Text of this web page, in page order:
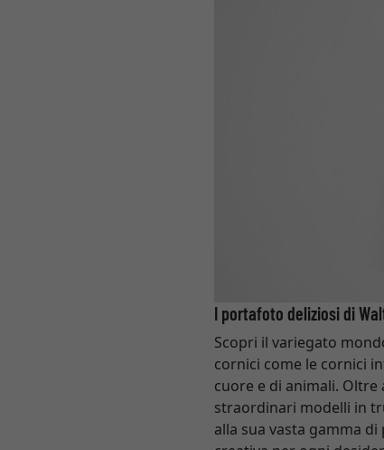
I portafoto deliziosi di
Scopri il variegato
cornici come le cornici
cuore e di animali.
straordinari modelli in
alla sua vasta gamma